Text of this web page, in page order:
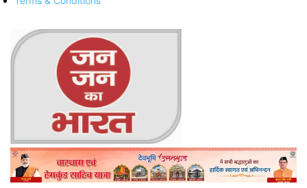
Jan Jan Ka Bharat
Online Trending Hindi News Website